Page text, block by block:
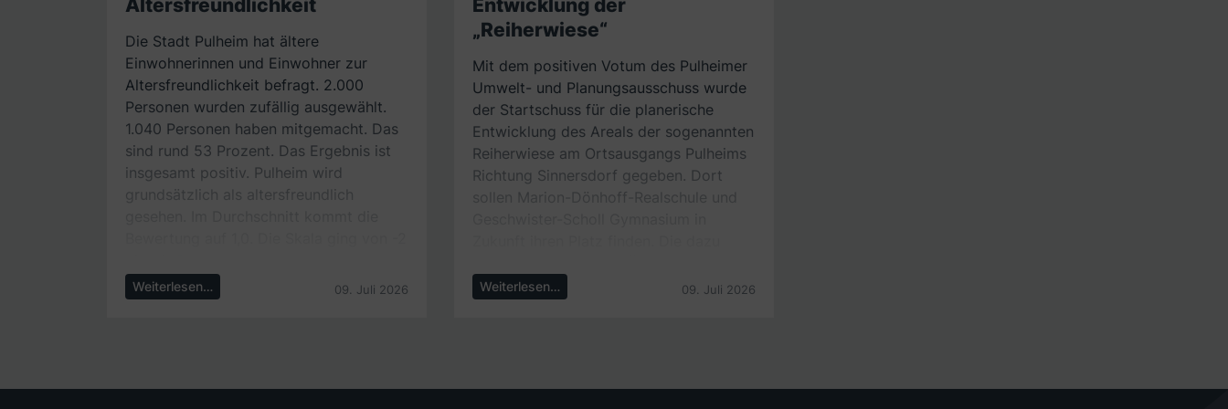
Altersfreundlichkeit
Die Stadt Pulheim hat ältere
Einwohnerinnen und Einwohner zur
Altersfreundlichkeit befragt. 2.000
Personen wurden zufällig ausgewählt.
1.040 Personen haben mitgemacht. Das
sind rund 53 Prozent. Das Ergebnis ist
insgesamt positiv. Pulheim wird
grundsätzlich als altersfreundlich
das Wohnen. Viele Befragte finden, dass
ihr Zuhause gut erreichbar ist. Auch die
reicht. Auch beim Thema Respekt gab es
Weiterlesen… 09. Juli 2026
Entwicklung der
„Reiherwiese“
Mit dem positiven Votum des Pulheimer
Umwelt- und Planungsausschuss wurde
der Startschuss für die planerische
Entwicklung des Areals der sogenannten
Reiherwiese am Ortsausgangs Pulheims
Richtung Sinnersdorf gegeben. Dort
sollen Marion-Dönhoff-Realschule und
Flächennutzungsplans und der Erstellung
SPD im Pulheimer Stadtrat Michael
Weiterlesen… 09. Juli 2026